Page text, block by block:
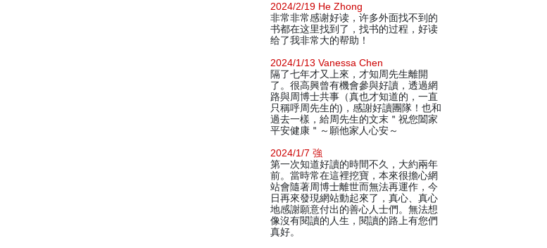
2024/2/19 He Zhong
非常非常感谢好读，许多外面找不到的
书都在这里找到了，找书的过程，好读
给了我非常大的帮助！
2024/1/13 Vanessa Chen
隔了七年才又上來，才知周先生離開
了。很高興曾有機會參與好讀，透過網
路與周博士共事（真也才知道的，一直
只稱呼周先生的)，感謝好讀團隊！也和
過去一樣，給周先生的文末＂祝您闔家
平安健康＂～願他家人心安～
2024/1/7 強
第一次知道好讀的時間不久，大約兩年
前。當時常在這裡挖寶，本來很擔心網
站會隨著周博士離世而無法再運作，今
日再來發現網站動起來了，真心、真心
地感謝願意付出的善心人士們。無法想
像沒有閱讀的人生，閱讀的路上有您們
真好。